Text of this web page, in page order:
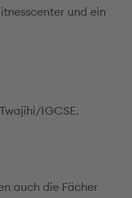
und ein
IGCSE.
auch die Fächer